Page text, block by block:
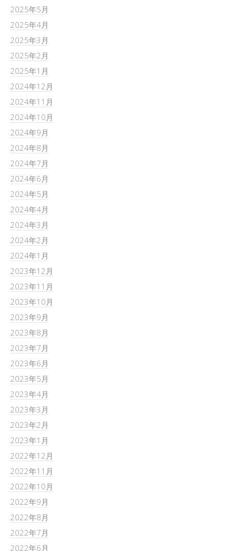
2025年5月
2025年4月
2025年3月
2025年2月
2025年1月
2024年12月
2024年11月
2024年10月
2024年9月
2024年8月
2024年7月
2024年6月
2024年5月
2024年4月
2024年3月
2024年2月
2024年1月
2023年12月
2023年11月
2023年10月
2023年9月
2023年8月
2023年7月
2023年6月
2023年5月
2023年4月
2023年3月
2023年2月
2023年1月
2022年12月
2022年11月
2022年10月
2022年9月
2022年8月
2022年7月
2022年6月